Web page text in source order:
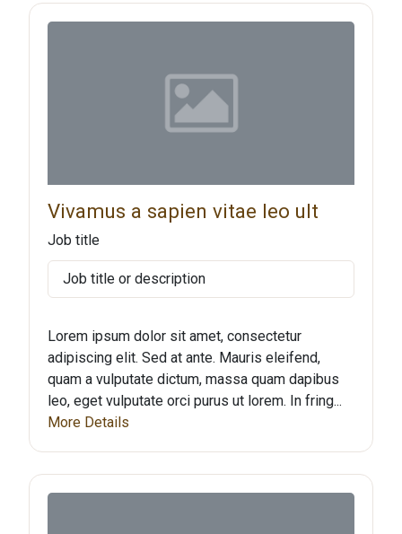
Vivamus a sapien vitae leo ult
Job title
Job title or description
Lorem ipsum dolor sit amet, consectetur
adipiscing elit. Sed at ante. Mauris eleifend,
quam a vulputate dictum, massa quam dapibus
leo, eget vulputate orci purus ut lorem. In fring...
More Details